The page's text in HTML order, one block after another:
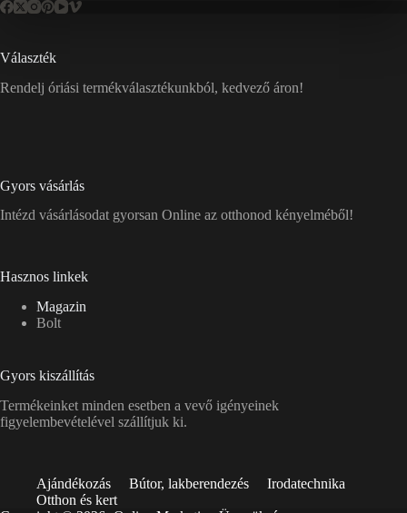
Választék
Rendelj óriási termékválasztékunkból, kedvező áron!
Gyors vásárlás
Intézd vásárlásodat gyorsan Online az otthonod kényelméből!
Hasznos linkek
Magazin
Bolt
Gyors kiszállítás
Termékeinket minden esetben a vevő igényeinek
figyelembevételével szállítjuk ki.
Ajándékozás Bútor, lakberendezés
Irodatechnika
Otthon és kert